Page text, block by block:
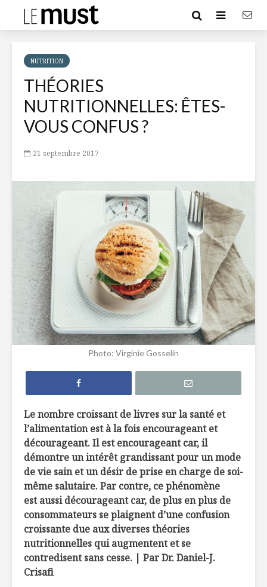
NUTRITION
THÉORIES
NUTRITIONNELLES: ÊTES-
VOUS CONFUS ?
21 septembre 2017
Photo: Virginie Gosselin
Le nombre croissant de livres sur la santé et
l’alimentation est à la fois encourageant et
décourageant. Il est encourageant car, il
démontre un intérêt grandissant pour un mode
de vie sain et un désir de prise en charge de soi-
même salutaire. Par contre, ce phénomène
est aussi décourageant car, de plus en plus de
consommateurs se plaignent d’une confusion
croissante due aux diverses théories
nutritionnelles qui augmentent et se
contredisent sans cesse. | ParDr. Daniel-J.
Crisafi
Efficaces, les
remèdes de grand-
mère?
Edamame: la fève
hautement
nutritive
La créatine, poudre
miracle ?
le sucre
ses
À
Chaudrée de
patate, maïs et
céleri
Boulettes
relaxes »